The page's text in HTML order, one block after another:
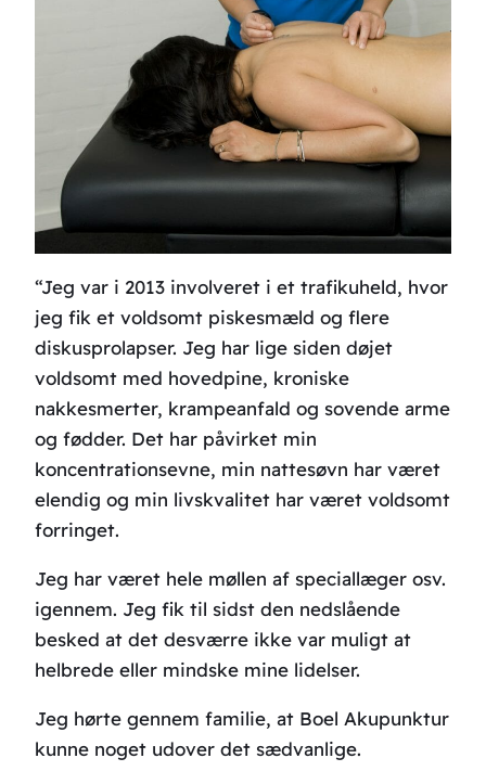
“Jeg var i 2013 involveret i et trafikuheld, hvor
jeg fik et voldsomt piskesmæld og flere
diskusprolapser. Jeg har lige siden døjet
voldsomt med hovedpine, kroniske
nakkesmerter, krampeanfald og sovende arme
og fødder. Det har påvirket min
koncentrationsevne, min nattesøvn har været
elendig og min livskvalitet har været voldsomt
forringet.
Jeg har været hele møllen af speciallæger osv.
igennem. Jeg fik til sidst den nedslående
besked at det desværre ikke var muligt at
helbrede eller mindske mine lidelser.
Jeg hørte gennem familie, at Boel Akupunktur
kunne noget udover det sædvanlige.